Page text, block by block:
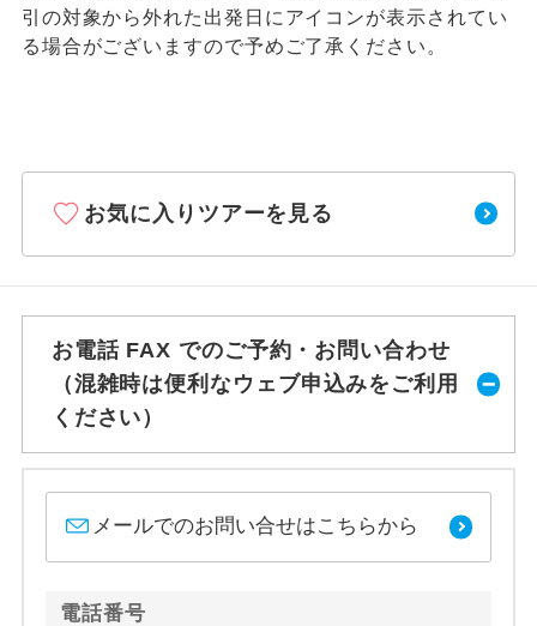
引の対象から外れた出発日にアイコンが表示されてい
る場合がございますので予めご了承ください。
お気に入りツアーを見る
お電話 FAX でのご予約・お問い合わせ
（混雑時は便利なウェブ申込みをご利用
ください）
メールでのお問い合せはこちらから
電話番号